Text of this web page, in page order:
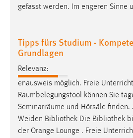
gefasst werden. Im engeren Sinne
Tipps fürs Studium -
Grundlagen
Relevanz:
enausweis möglich. Freie
Raumbelegungstool können Sie
Seminarräume und Hörsäle finden.
Weiden Bibliothek Die Bibliothek
der Orange Lounge . Freie